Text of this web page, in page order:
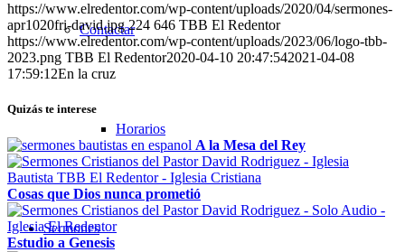
Contactar
Horarios
Sermones
https://www.elredentor.com/wp-content/uploads/2020/04/sermones-
apr1020fri-david.jpg 224 646 TBB El Redentor
https://www.elredentor.com/wp-content/uploads/2023/06/logo-tbb-
2023.png TBB El Redentor2020-04-10 20:47:542021-04-08
17:59:12En la cruz
Quizás te interese
A la Mesa del Rey
Cosas que Dios nunca prometió
Estudio a Genesis